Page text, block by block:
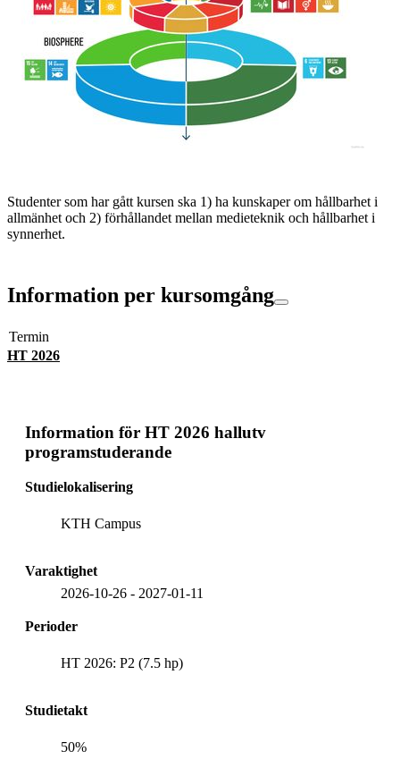
Studenter som har gått kursen ska 1) ha kunskaper om hållbarhet i
allmänhet och 2) förhållandet mellan medieteknik och hållbarhet i
synnerhet.
Information per kursomgång
Termin
HT 2026
Information för HT 2026 hallutv
programstuderande
Studielokalisering
KTH Campus
Varaktighet
2026-10-26 - 2027-01-11
Perioder
HT 2026: P2 (7.5 hp)
Studietakt
50%